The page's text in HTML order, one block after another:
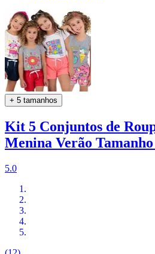
+ 5 tamanhos
Kit 5 Conjuntos de
Menina Verão Tamanho
5.0